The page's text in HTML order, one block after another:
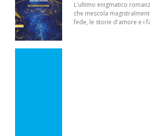
L'ultimo enigmatico
che mescola
fede, le storie d'amore e i